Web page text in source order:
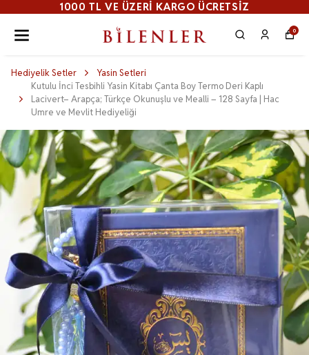
1000 TL VE ÜZERI KARGO ÜCRETSİZ
0
Hediyelik Setler
Yasin Setleri
Kutulu İnci Tesbihli Yasin Kitabı Çanta Boy Termo Deri Kaplı
Lacivert– Arapça; Türkçe Okunuşlu ve Mealli – 128 Sayfa | Hac
Umre ve Mevlit Hediyeliği